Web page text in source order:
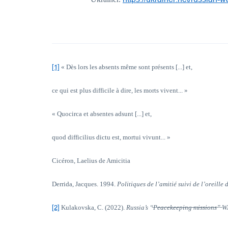
[1] « Dès lors les absents même sont présents [...] et,
ce qui est plus difficile à dire, les morts vivent... »
« Quocirca et absentes adsunt [...] et,
quod difficilius dictu est, mortui vivunt... »
Cicéron, Laelius de Amicitia
Derrida, Jacques. 1994. Politiques de l’amitié suivi de l’oreille
[2] Kulakovska, C. (2022). Russia’s “Peacekeeping missions”